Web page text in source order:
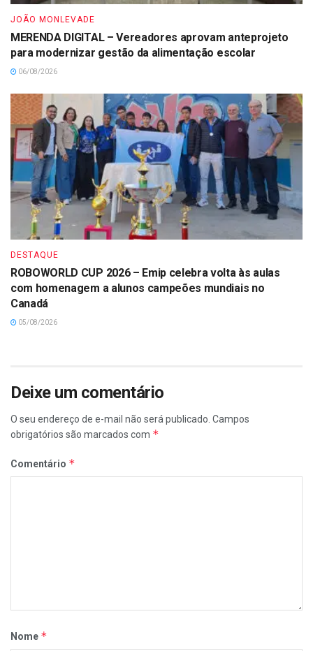
JOÃO MONLEVADE
MERENDA DIGITAL – Vereadores aprovam anteprojeto
para modernizar gestão da alimentação escolar
06/08/2026
DESTAQUE
ROBOWORLD CUP 2026 – Emip celebra volta às aulas
com homenagem a alunos campeões mundiais no
Canadá
05/08/2026
Deixe um comentário
O seu endereço de e-mail não será publicado. Campos
obrigatórios são marcados com *
Comentário *
Nome *